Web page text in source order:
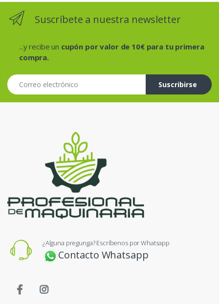
Suscríbete a nuestra newsletter
...y recibe un cupón por valor de 10€ para tu primera
compra.
Correo electrónico
Suscribirse
¿Alguna pregunga? Escríbenos por Whatsapp
Contacto Whatsapp